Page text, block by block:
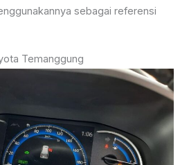
sebagai referensi
Temanggung